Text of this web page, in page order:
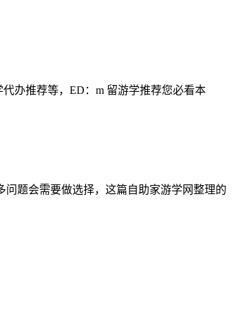
办推荐等，ED：m 留游学推荐您必看本
题会需要做选择，这篇自助家游学网整理的